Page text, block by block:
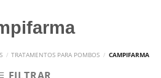
/ TRATAMENTOS PARA POMBOS / CAMPIFARMA